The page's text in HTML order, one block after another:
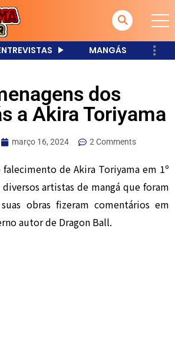
MANGÁS
dos
a Akira Toriyama
março 16, 2024 2 Comments
de Akira Toriyama em 1º
artistas de mangá que foram
obras fizeram comentários em
autor de Dragon Ball.